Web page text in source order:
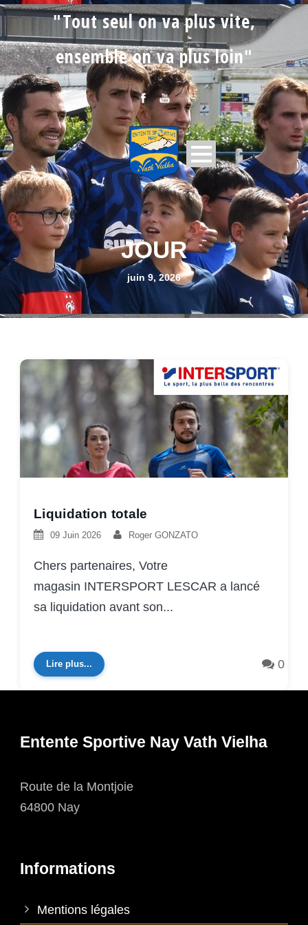
"Tout seul on va plus vite,
ensemble on va plus loin"
JOUR
juin 9, 2026
Liquidation totale
09 Juin 2026 Roger GONZATO
Chers partenaires, Votre
magasin INTERSPORT LESCAR a lancé
sa liquidation avant son...
Lire plus... 0
Entente Sportive Nay Vath Vielha
Route de la Montjoie
64800 Nay
Informations
Mentions légales